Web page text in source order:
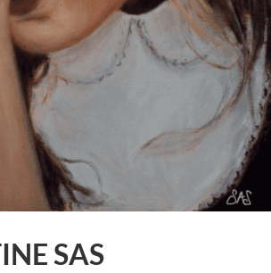
SAS